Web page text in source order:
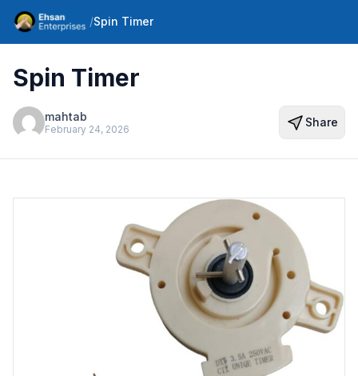
/Spin Timer
Spin Timer
mahtab
February 24, 2026 Share